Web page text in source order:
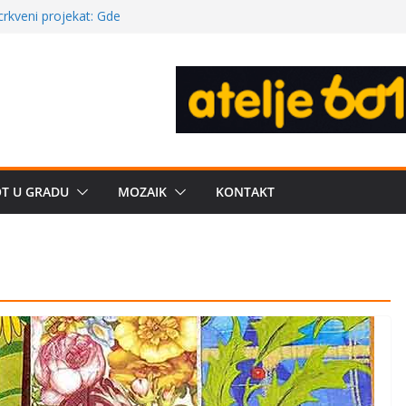
projekat: Gde
i sekularne
traženije Španija,
U GRADU MOZAIK KONTAKT